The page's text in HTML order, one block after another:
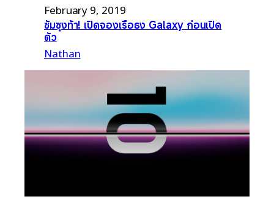
February 9, 2019
ซัมซุงท้า! เปิดจองเรือธง Galaxy ก่อนเปิด
ตัว
Nathan